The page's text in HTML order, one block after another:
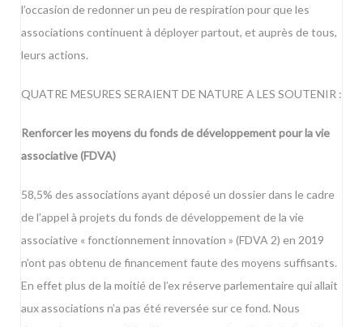
l’occasion de redonner un peu de respiration pour que les
associations continuent à déployer partout, et auprès de tous,
leurs actions.
QUATRE MESURES SERAIENT DE NATURE A LES SOUTENIR :
Renforcer les moyens du fonds de développement pour la vie
associative (FDVA)
58,5% des associations ayant déposé un dossier dans le cadre
de l’appel à projets du fonds de développement de la vie
associative « fonctionnement innovation » (FDVA 2) en 2019
n’ont pas obtenu de financement faute des moyens suffisants.
En effet plus de la moitié de l’ex réserve parlementaire qui allait
aux associations n’a pas été reversée sur ce fond. Nous